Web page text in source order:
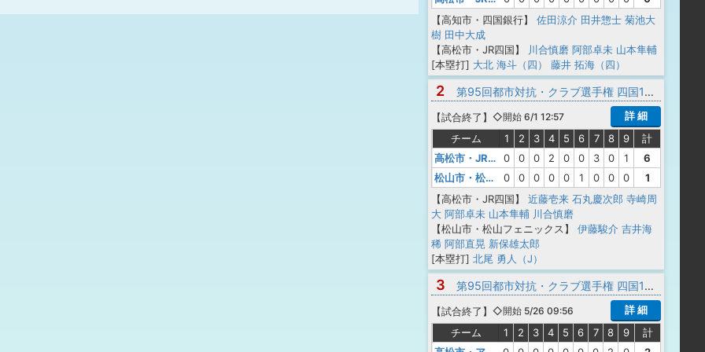
【高知市・四国銀行】
佐田涼介 田井惣士 菊池大
樹 田中大成
【高松市・JR四国】
川合慎磨 阿部卓未 山本隼輔
[本塁打] 大北 海斗（四） 藤井 拓海（四）
2 第95回都市対抗・クラブ選手権 四国1次予選
【試合終了 】 ◇開始 6/1 12:57
詳 細
チーム
1 2 3 4 5 6 7 8 9
計
高松市・JR四国
0 0 0 2 0 0 3 0 1
6
松山市・松山フェニックス
0 0 0 0 0 1 0 0 0
1
【高松市・JR四国】
近藤壱来 石丸慶次郎 寺崎周
大 阿部卓未 山本隼輔 川合慎磨
【松山市・松山フェニックス】
伊藤駿介 吉井海
稀 阿部直晃 新保雄太郎
[本塁打] 北尾 勇人（J）
3 第95回都市対抗・クラブ選手権 四国1次予選
【試合終了 】 ◇開始 5/26 09:56
詳 細
チーム
1 2 3 4 5 6 7 8 9
計